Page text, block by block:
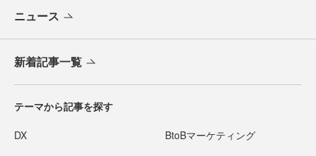
ニュース
新着記事一覧
テーマから記事を探す
DX BtoBマーケティング